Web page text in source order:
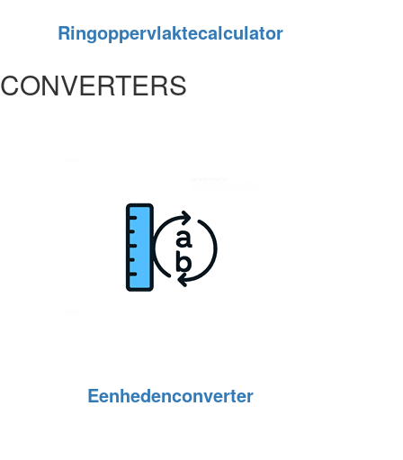
Ringoppervlaktecalculator
CONVERTERS
Eenhedenconverter